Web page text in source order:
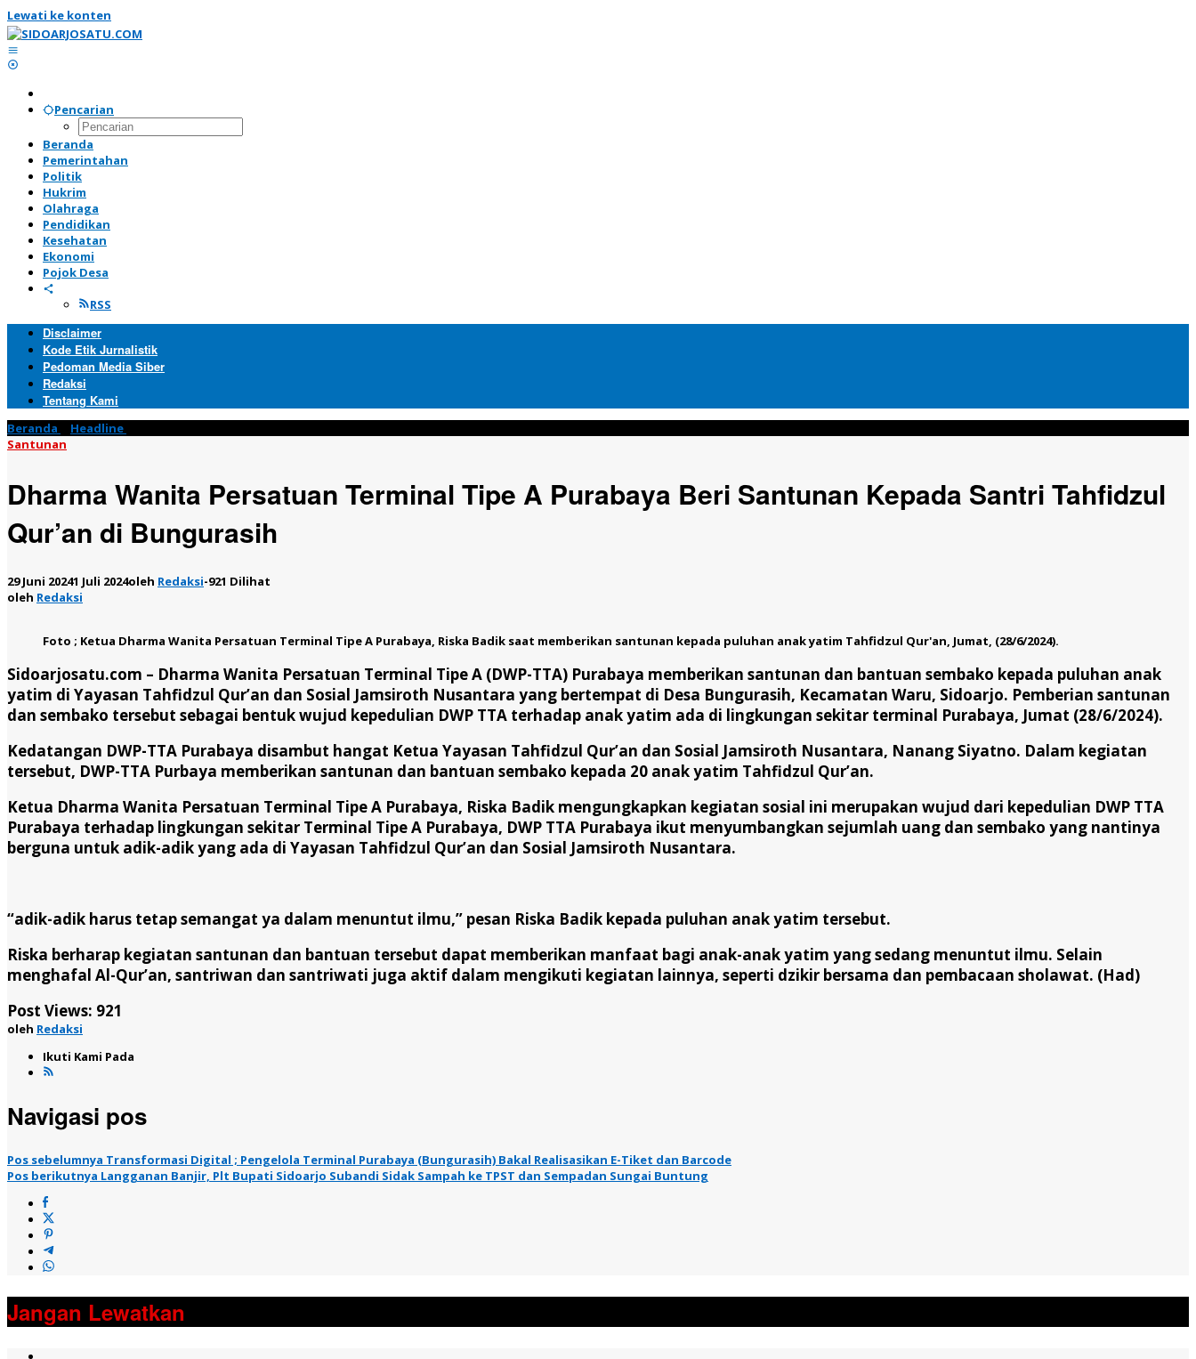
Lewati ke konten
Pencarian
Beranda
Pemerintahan
Politik
Hukrim
Olahraga
Pendidikan
Kesehatan
Ekonomi
Pojok Desa
RSS
Disclaimer
Kode Etik Jurnalistik
Pedoman Media Siber
Redaksi
Tentang Kami
Beranda Headline
Santunan
Dharma Wanita Persatuan Terminal Tipe A Purabaya Beri Santunan Kepada Santri Tahfidzul
Qur’an di Bungurasih
29 Juni 20241 Juli 2024oleh Redaksi-921 Dilihat
oleh Redaksi
Foto ; Ketua Dharma Wanita Persatuan Terminal Tipe A Purabaya, Riska Badik saat memberikan santunan kepada puluhan anak yatim Tahfidzul Qur'an, Jumat, (28/6/2024).
Sidoarjosatu.com – Dharma Wanita Persatuan Terminal Tipe A (DWP-TTA) Purabaya memberikan santunan dan bantuan sembako kepada puluhan anak
yatim di Yayasan Tahfidzul Qur’an dan Sosial Jamsiroth Nusantara yang bertempat di Desa Bungurasih, Kecamatan Waru, Sidoarjo. Pemberian santunan
dan sembako tersebut sebagai bentuk wujud kepedulian DWP TTA terhadap anak yatim ada di lingkungan sekitar terminal Purabaya, Jumat (28/6/2024).
Kedatangan DWP-TTA Purabaya disambut hangat Ketua Yayasan Tahfidzul Qur’an dan Sosial Jamsiroth Nusantara, Nanang Siyatno. Dalam kegiatan
tersebut, DWP-TTA Purbaya memberikan santunan dan bantuan sembako kepada 20 anak yatim Tahfidzul Qur’an.
Ketua Dharma Wanita Persatuan Terminal Tipe A Purabaya, Riska Badik mengungkapkan kegiatan sosial ini merupakan wujud dari kepedulian DWP TTA
Purabaya terhadap lingkungan sekitar Terminal Tipe A Purabaya, DWP TTA Purabaya ikut menyumbangkan sejumlah uang dan sembako yang nantinya
berguna untuk adik-adik yang ada di Yayasan Tahfidzul Qur’an dan Sosial Jamsiroth Nusantara.
“adik-adik harus tetap semangat ya dalam menuntut ilmu,” pesan Riska Badik kepada puluhan anak yatim tersebut.
Riska berharap kegiatan santunan dan bantuan tersebut dapat memberikan manfaat bagi anak-anak yatim yang sedang menuntut ilmu. Selain
menghafal Al-Qur’an, santriwan dan santriwati juga aktif dalam mengikuti kegiatan lainnya, seperti dzikir bersama dan pembacaan sholawat. (Had)
Post Views: 921
oleh Redaksi
Ikuti Kami Pada
Navigasi pos
Pos sebelumnya Transformasi Digital ; Pengelola Terminal Purabaya (Bungurasih) Bakal Realisasikan E-Tiket dan Barcode
Pos berikutnya Langganan Banjir, Plt Bupati Sidoarjo Subandi Sidak Sampah ke TPST dan Sempadan Sungai Buntung
Jangan Lewatkan